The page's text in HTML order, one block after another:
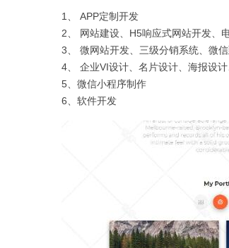
1、 APP定制开发
2、 网站建设、H5响应式网站开发、
3、 微网站开发、三级分销系统、微
4、 企业VI设计、名片设计、海报设计
5、微信小程序制作
6、软件开发